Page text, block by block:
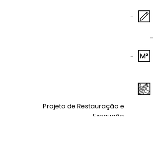
-
-
-
-
Projeto de Restauração e
Execução